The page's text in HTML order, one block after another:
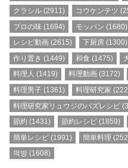
クラシル (2911) コウケンテツ
プロの味 (1694) モッパン (1680)
レシピ動画 (2615) 下厨房(1300)
作り置き (1449) 和食 (1475)
料理人 (1419) 料理動画(3172)
料理男子 (1361) 料理研究家
料理研究家リュウジのバズレシピ
節約 (1431) 節約レシピ(1859)
簡単レシピ (1991) 簡単料理
먹방 (1608)